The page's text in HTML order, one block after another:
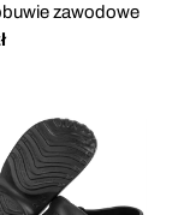
zawodowe